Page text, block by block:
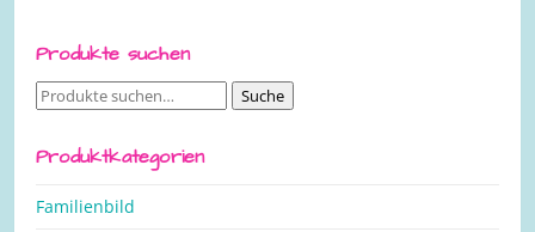
Produkte suchen
Suche
Suche
Produktkategorien
Familienbild